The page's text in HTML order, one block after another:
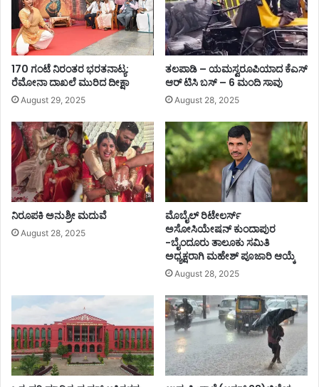
170 ಗಂಟೆ ನಿರಂತರ ಭರತನಾಟ್ಯ:
ರೆಮೋನಾ ದಾಖಲೆ ಮುರಿದ ದೀಕ್ಷಾ
August 29, 2025
ತಲಪಾಡಿ – ಯಮಸ್ವರೂಪಿಯಾದ ಕೆಎಸ್
ಆರ್ ಟಿಸಿ ಬಸ್ – 6 ಮಂದಿ ಸಾವು
August 28, 2025
ನಿರೂಪಕಿ ಅನುಶ್ರೀ ಮದುವೆ
August 28, 2025
ಮೊಬೈಲ್ ರಿಟೇಲರ್ಸ್‌
ಅಸೋಸಿಯೇಷನ್‌ ಕುಂದಾಪುರ
-ಬೈಂದೂರು ತಾಲೂಕು ಸಮಿತಿ
ಅಧ್ಯಕ್ಷರಾಗಿ ಮಹೇಶ್‌ ಪೂಜಾರಿ ಆಯ್ಕೆ
August 28, 2025